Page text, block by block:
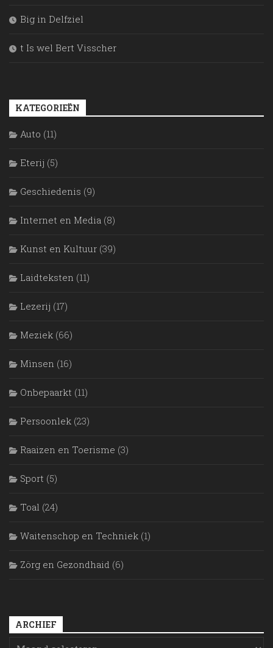
Big in Delfziel
t Is wel Bert Visscher
KATEGORIEËN
Auto (11)
Eterij (5)
Geschiedenis (9)
Internet en Media (8)
Kunst en Kultuur (39)
Laidteksten (11)
Lezerij (17)
Meziek (66)
Mìnsen (16)
Onbepaarkt (11)
Persoonlek (23)
Raaizen en Toerisme (3)
Sport (5)
Toal (24)
Waitenschop en Techniek (1)
Zörg en Gezondhaid (6)
ARCHIEF